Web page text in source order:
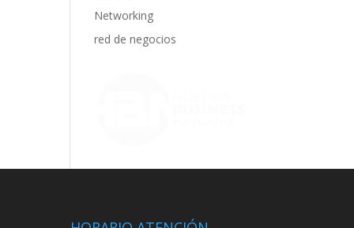
Networking
red de negocios